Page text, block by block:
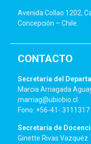
Avenida Collao 1202,
Concepción – Chile.
CONTACTO
Secretaría del
Marcia Arriagada
marriag@ubiobio.cl
Fono: +56-41- 3111317
Secretaría de
Ginette Rivas Vazquéz